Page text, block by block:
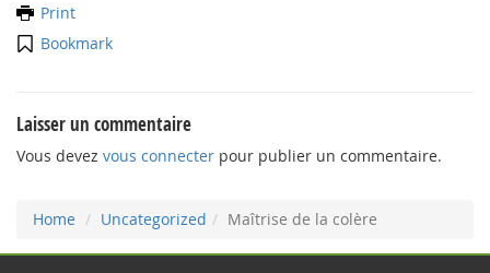
Print
Bookmark
Laisser un commentaire
Vous devez vous connecter pour publier un commentaire.
Home Uncategorized Maîtrise de la colère